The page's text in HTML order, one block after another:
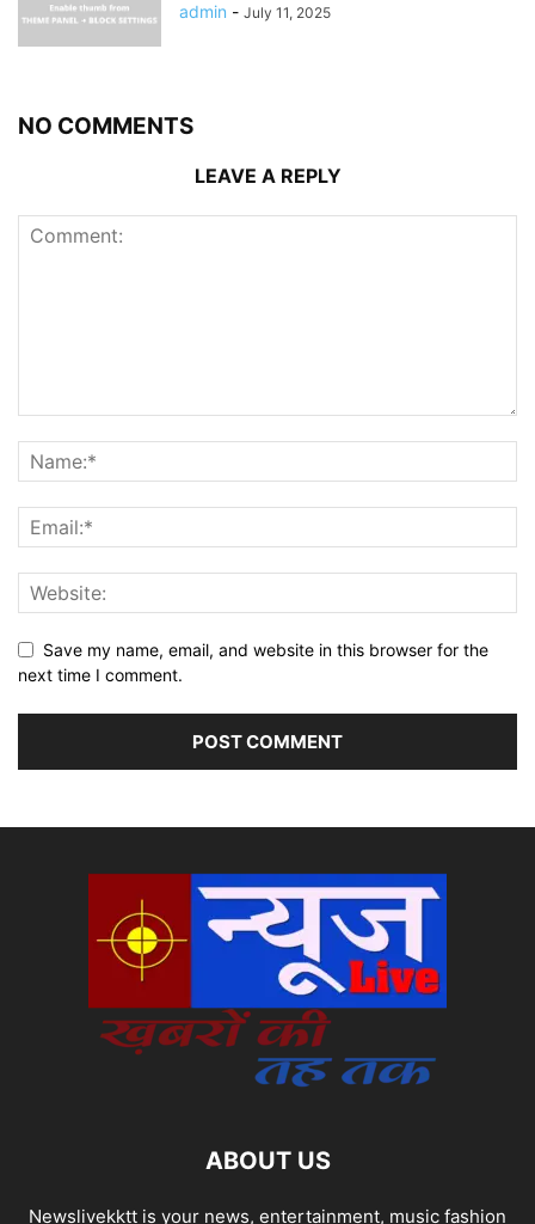
admin - July 11, 2025
NO COMMENTS
LEAVE A REPLY
Save my name, email, and website in this browser for the
next time I comment.
ABOUT US
Newslivekktt is your news, entertainment, music fashion